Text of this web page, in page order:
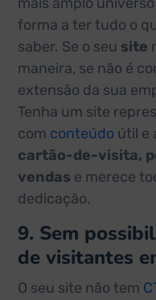
forma a ter tudo o
saber. Se o seu site
maneira, se não é
extensão da sua
Tenha um site
com conteúdo útil e
cartão-de-visita,
vendas e merece
dedicação.
9. Sem
de visitantes
O seu site não tem